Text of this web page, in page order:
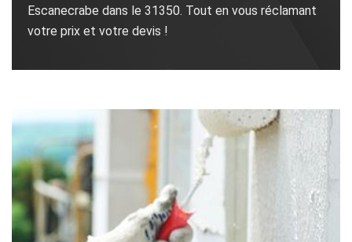
Escanecrabe dans le 31350. Tout en vous réclamant
votre prix et votre devis !